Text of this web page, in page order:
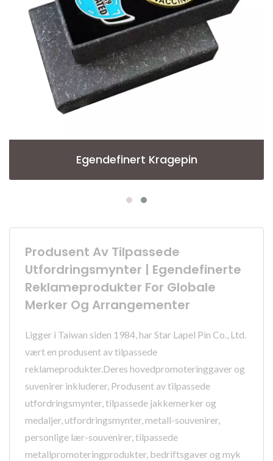
Egendefinert Kragepin
Produsent Av Tilpassede
Utfordringsmynter | Egendefinerte
Reklameprodukter For Globale
Merker Og Arrangementer
Ligger i Taiwan siden 1984, har Star Lapel Pin Co., Ltd.
vært en produsent av tilpassede
reklameprodukter.Deres hovedpromoteringgaver og
suvenirer inkluderer, Produsent av tilpassede
utfordringsmynter, tilpassede jakkemerker og
medaljer, utfordringsmynter, metall-souvenirer,
personlige lær-souvenirer, tilpassede
metallpromoteringprodukter, bedriftsgaver og myk